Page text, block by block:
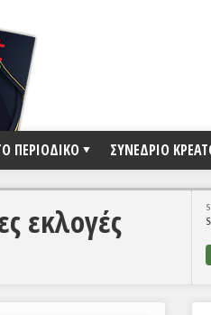
ΠΕΡΙΟΔΙΚΟ ΣΥΝΕΔΡΙΟ
εκλογές